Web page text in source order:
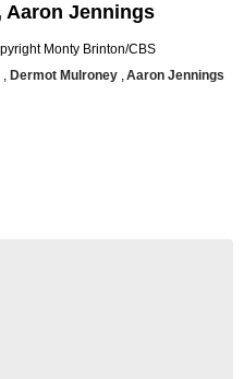
Aaron Jennings
Monty Brinton/CBS
, Dermot Mulroney ,Aaron Jennings